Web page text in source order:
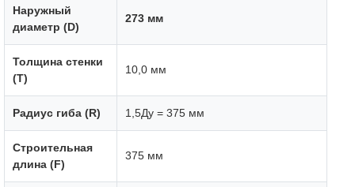
Наружный
диаметр (D)
273 мм
Толщина стенки
(T)
10,0 мм
Радиус гиба (R) 1,5Ду = 375 мм
Строительная
длина (F)
375 мм